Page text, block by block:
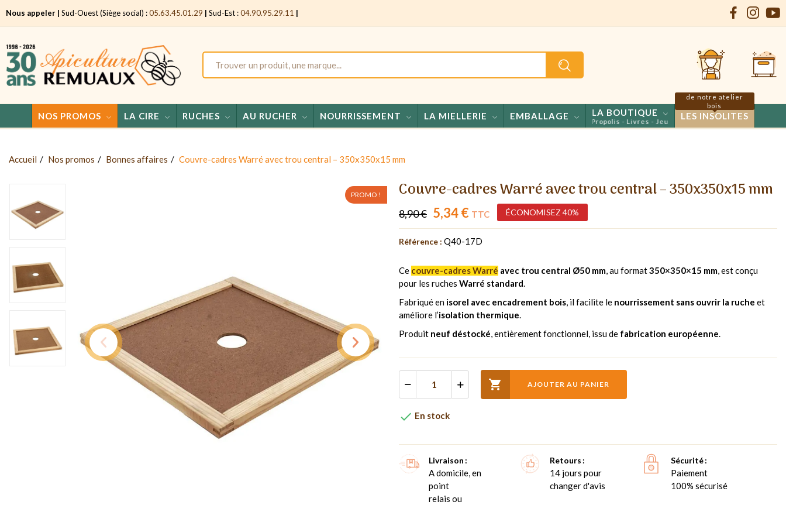
Nous appeler | Sud-Ouest (Siège social) :05.63.45.01.29 | Sud-Est :04.90.95.29.11 |
NOS PROMOS LA CIRE RUCHES AU RUCHER NOURRISSEMENT LA MIELLERIE EMBALLAGE LA BOUTIQUE
Miels - Confiseries - Propolis - Livres - Jeux
LES INSOLITES
de notre atelier
bois
Accueil Nos promos Bonnes affaires Couvre-cadres Warré avec trou central – 350x350x15 mm
PROMO ! Couvre-cadres Warré avec trou central – 350x350x15 mm
8,90 € 5,34 € TTC ÉCONOMISEZ 40%
Référence : Q40-17D
Ce couvre-cadres Warré avec trou central Ø50 mm, au format350×350×15 mm, est conçu
pour les ruches Warré standard.
Fabriqué en isorel avec encadrement bois, il facilite le nourrissement sans ouvrir la ruche et
améliore l’isolation thermique.
Produit neuf déstocké, entièrement fonctionnel, issu de fabrication européenne.
 AJOUTER AU PANIER
 En stock
Livraison
A domicile, en
point
relais ou
Retours
14 jours pour
changer d'avis
Sécurité
Paiement
100% sécurisé